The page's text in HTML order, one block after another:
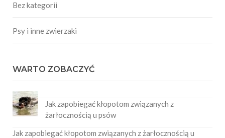
Bez kategorii
Psy i inne zwierzaki
WARTO ZOBACZYĆ
Jak zapobiegać kłopotom związanych z
żarłocznością u psów
Jak zapobiegać kłopotom związanych z żarłocznością u